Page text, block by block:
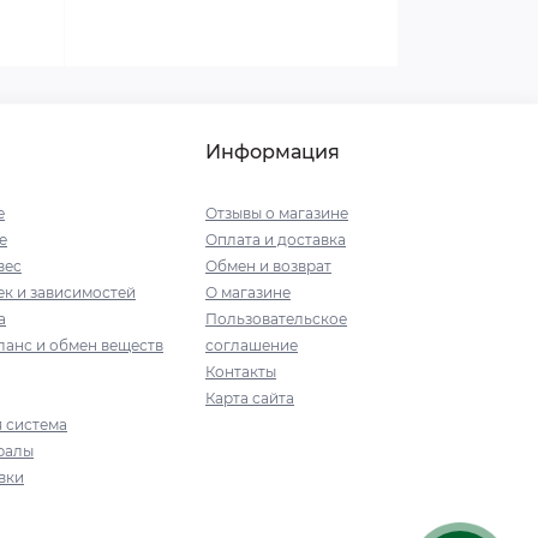
и зависимостей
и обмен веществ
Информация
Отзывы о магазине
Оплата и доставка
Обмен и возврат
О магазине
Пользовательское
соглашение
Контакты
Карта сайта